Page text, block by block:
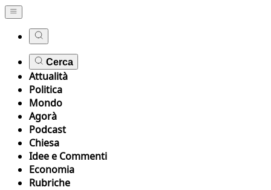
Cerca
Attualità
Politica
Mondo
Agorà
Podcast
Chiesa
Idee e Commenti
Economia
Rubriche